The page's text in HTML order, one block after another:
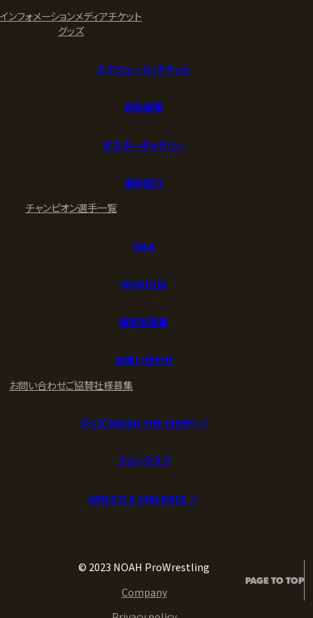
インフォメーションメディアチケット
グッズ
スケジュール/チケット
試合結果
ポスターギャラリー
選手紹介
チャンピオン選手一覧
Q&A
NOAHとは
練習生募集
お問い合わせ
お問い合わせご協賛社様募集
グッズ (NOAH THE SHOP) ↗︎
ファンクラブ
WRESTLE UNIVERSE ↗︎
© 2023 NOAH ProWrestling
Company
PAGE TO TOP